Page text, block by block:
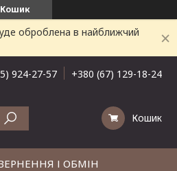
Кошик
оброблена в найближчий
924-27-57 +380 (67) 129-18-24
Кошик
І ОБМІН